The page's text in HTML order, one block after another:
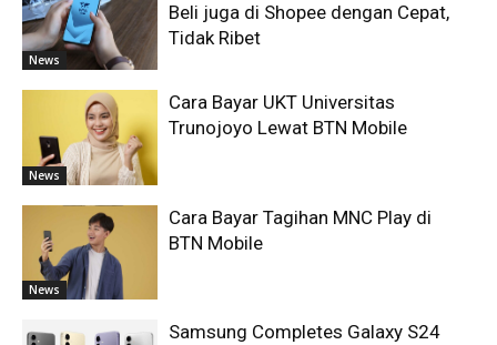
News
Beli juga di Shopee dengan Cepat,
Tidak Ribet
News
Cara Bayar UKT Universitas
Trunojoyo Lewat BTN Mobile
News
Cara Bayar Tagihan MNC Play di
BTN Mobile
Samsung Completes Galaxy S24